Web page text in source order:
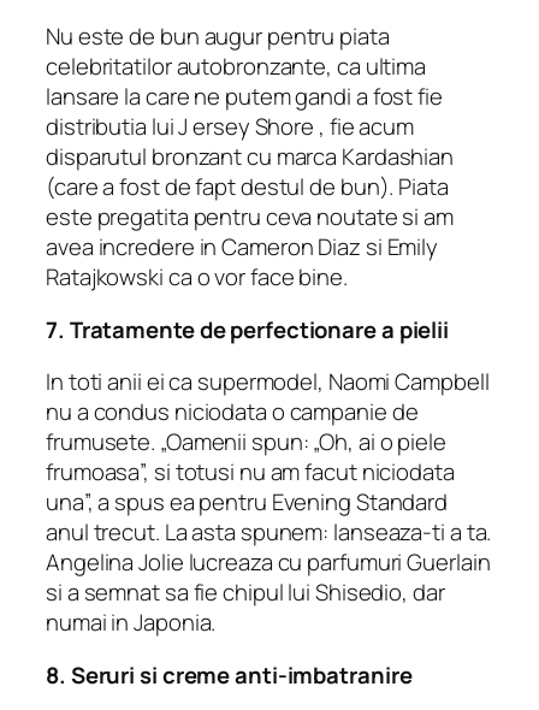
Nu este de bun augur pentru piata
celebritatilor autobronzante, ca ultima
lansare la care ne putem gandi a fost fie
distributia lui J ersey Shore , fie acum
disparutul bronzant cu marca Kardashian
(care a fost de fapt destul de bun). Piata
este pregatita pentru ceva noutate si am
avea incredere in Cameron Diaz si Emily
Ratajkowski ca o vor face bine.
7. Tratamente de perfectionare a pielii
In toti anii ei ca supermodel, Naomi Campbell
nu a condus niciodata o campanie de
frumusete. „Oamenii spun: „Oh, ai o piele
frumoasa”, si totusi nu am facut niciodata
una”, a spus ea pentru Evening Standard
anul trecut. La asta spunem: lanseaza-ti a ta.
Angelina Jolie lucreaza cu parfumuri Guerlain
si a semnat sa fie chipul lui Shisedio, dar
numai in Japonia.
8. Seruri si creme anti-imbatranire